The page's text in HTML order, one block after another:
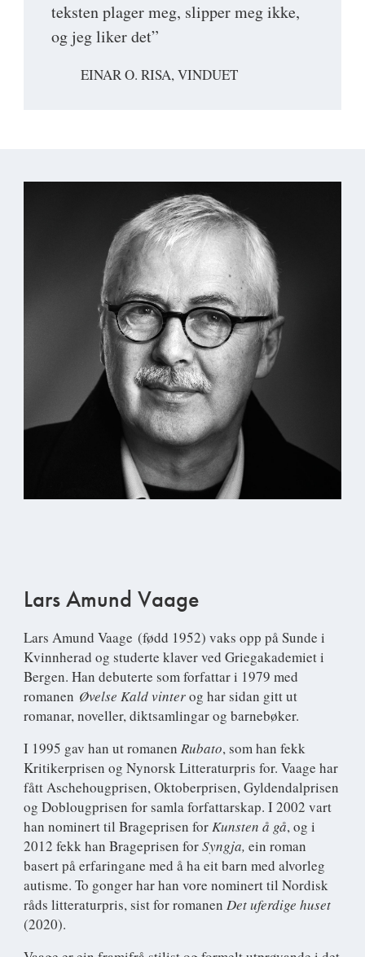
teksten plager meg, slipper meg ikke,
og jeg liker det”
EINAR O. RISA, VINDUET
Lars Amund Vaage
Lars Amund Vaage (fødd 1952) vaks opp på Sunde i
Kvinnherad og studerte klaver ved Griegakademiet i
Bergen. Han debuterte som forfattar i 1979 med
romanen Øvelse Kald vinterog har sidan gitt ut
romanar, noveller, diktsamlingar og barnebøker.
I 1995 gav han ut romanen Rubato, som han fekk
Kritikerprisen og Nynorsk Litteraturpris for. Vaage har
fått Aschehougprisen, Oktoberprisen, Gyldendalprisen
og Doblougprisen for samla forfattarskap. I 2002 vart
han nominert til Brageprisen for Kunsten å gå, og i
2012 fekk han Brageprisen forSyngja, ein roman
basert på erfaringane med å ha eit barn med alvorleg
autisme. To gonger har han vore nominert til Nordisk
råds litteraturpris, sist for romanen Det uferdige huset
(2020).